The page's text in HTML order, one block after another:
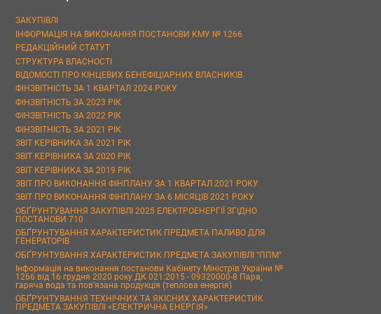
ЗАКУПІВЛІ
ІНФОРМАЦІЯ НА ВИКОНАННЯ ПОСТАНОВИ КМУ № 1266
РЕДАКЦІЙНИЙ СТАТУТ
СТРУКТУРА ВЛАСНОСТІ
ВІДОМОСТІ ПРО КІНЦЕВИХ БЕНЕФІЦІАРНИХ ВЛАСНИКІВ
ФІНЗВІТНІСТЬ ЗА 1 КВАРТАЛ 2024 РОКУ
ФІНЗВІТНІСТЬ ЗА 2023 РІК
ФІНЗВІТНІСТЬ ЗА 2022 РІК
ФІНЗВІТНІСТЬ ЗА 2021 РІК
ЗВІТ КЕРІВНИКА ЗА 2021 РІК
ЗВІТ КЕРІВНИКА ЗА 2020 РІК
ЗВІТ КЕРІВНИКА ЗА 2019 РІК
ЗВІТ ПРО ВИКОНАННЯ ФІНПЛАНУ ЗА 1 КВАРТАЛ 2021 РОКУ
ЗВІТ ПРО ВИКОНАННЯ ФІНПЛАНУ ЗА 6 МІСЯЦІВ 2021 РОКУ
ОБҐРУНТУВАННЯ ЗАКУПІВЛІ 2025 ЕЛЕКТРОЕНЕРГІЇ ЗГІДНО
ПОСТАНОВИ 710
ОБҐРУНТУВАННЯ ХАРАКТЕРИСТИК ПРЕДМЕТА ПАЛИВО ДЛЯ
ГЕНЕРАТОРІВ
ОБҐРУНТУВАННЯ ХАРАКТЕРИСТИК ПРЕДМЕТА ЗАКУПІВЛІ "ППМ"
Інформація на виконання постанови Кабінету Міністрів України №
1266 від 16 грудня 2020 року ДК 021:2015 - 09320000-8 Пара,
гаряча вода та пов’язана продукція (теплова енергія)
ОБҐРУНТУВАННЯ ТЕХНІЧНИХ ТА ЯКІСНИХ ХАРАКТЕРИСТИК
ПРЕДМЕТА ЗАКУПІВЛІ «ЕЛЕКТРИЧНА ЕНЕРГІЯ»